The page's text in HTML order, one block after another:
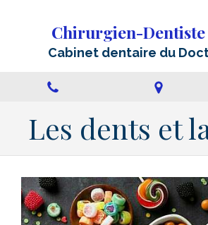
Chirurgien-Dentiste
Cabinet dentaire du
Les dents et